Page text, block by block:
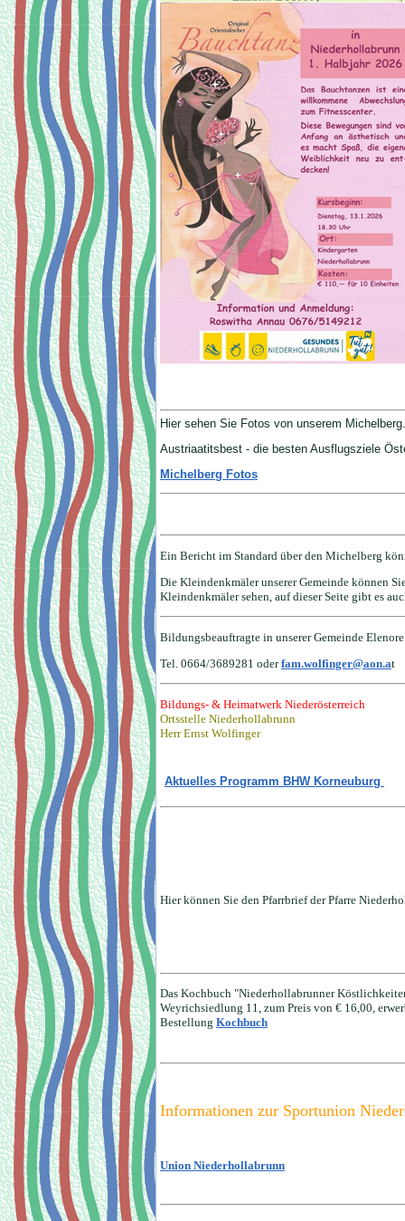
Hier sehen Sie Fotos von unserem
Austriaatitsbest - die besten Ausflugsziele
Michelberg Fotos
Ein Bericht im Standard über den Michelberg
Die Kleindenkmäler unserer Gemeinde können
Kleindenkmäler sehen, auf dieser Seite gibt es
Bildungsbeauftragte in unserer Gemeinde
Tel. 0664/3689281 oderfam.wolfinger@aon.at
Bildungs- & Heimatwerk Niederösterreich
Ortsstelle Niederhollabrunn
Herr Ernst Wolfinger
Aktuelles Programm BHW Korneuburg
Hier können Sie den Pfarrbrief der Pfarre
Das Kochbuch "Niederhollabrunner
Weyrichsiedlung 11, zum Preis von € 16,00,
Bestellung Kochbuch
Informationen zur Sportunion
Union Niederhollabrunn